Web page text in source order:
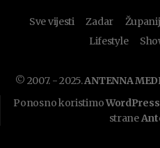
Sve vijesti Zadar
Lifestyle
© 2007. - 2025.ANTENNA
Ponosno koristimoWordPress
strane